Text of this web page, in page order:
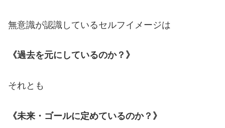
無意識が認識しているセルフイメージは
《過去を元にしているのか？》
それとも
《未来・ゴールに定めているのか？》